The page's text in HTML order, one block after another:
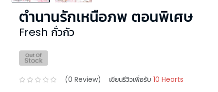
ตำนานรักเหนือภพ ตอนพิเศษ
Fresh กั่วกัว
(0 Review) เขียนรีวิวเพื่อรับ 10 Hearts